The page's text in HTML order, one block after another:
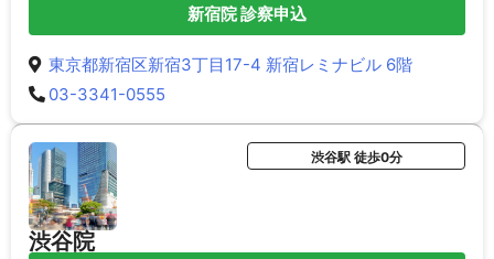
新宿院 診察申込
東京都新宿区新宿3丁目17-4 新宿レミナビル 6階
03-3341-0555
渋谷院
渋谷駅 徒歩0分